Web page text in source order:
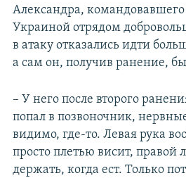
Александра,
Украиной отрядом
в атаку отказались идти
а сам он, получив ранение,
– У него после второго
попал в позвоночник,
видимо, где-то. Левая рука
просто плетью висит, правой
держать, когда ест. Только